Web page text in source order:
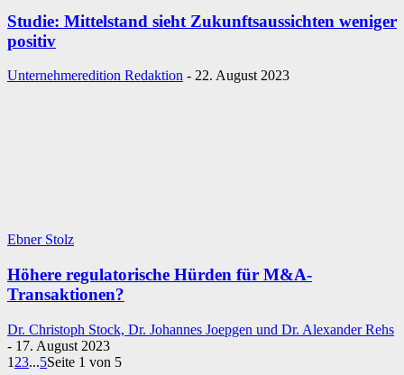
Studie: Mittelstand sieht Zukunftsaussichten weniger
positiv
Unternehmeredition Redaktion - 22. August 2023
Ebner Stolz
Höhere regulatorische Hürden für M&A-
Transaktionen?
Dr. Christoph Stock, Dr. Johannes Joepgen und Dr. Alexander Rehs
- 17. August 2023
1 23...5Seite 1 von 5